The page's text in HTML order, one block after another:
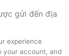
gửi đến địa
experience
your account, and